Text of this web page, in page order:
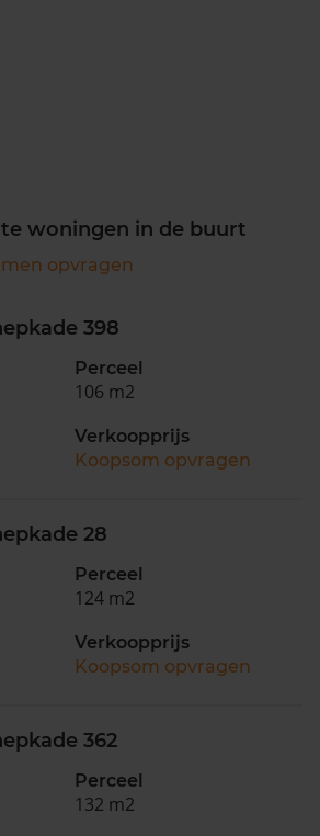
woningen in de buurt
opvragen
398
Perceel
106 m2
Verkoopprijs
Koopsom opvragen
28
Perceel
124 m2
Verkoopprijs
Koopsom opvragen
362
Perceel
132 m2